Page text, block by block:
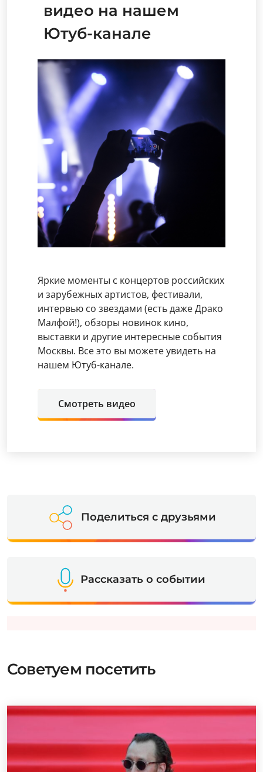
видео на нашем
Ютуб-канале
Яркие моменты с концертов российских
и зарубежных артистов, фестивали,
интервью со звездами (есть даже Драко
Малфой!), обзоры новинок кино,
выставки и другие интересные события
Москвы. Все это вы можете увидеть на
нашем Ютуб-канале.
Смотреть видео
Поделиться с друзьями
Рассказать о событии
Советуем посетить